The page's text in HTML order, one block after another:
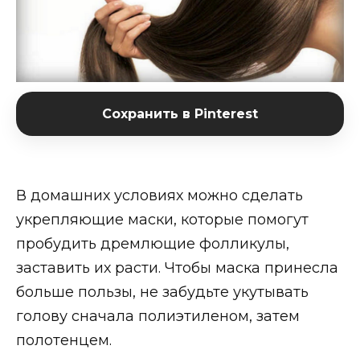
Сохранить в Pinterest
В домашних условиях можно сделать
укрепляющие маски, которые помогут
пробудить дремлющие фолликулы,
заставить их расти. Чтобы маска принесла
больше пользы, не забудьте укутывать
голову сначала полиэтиленом, затем
полотенцем.